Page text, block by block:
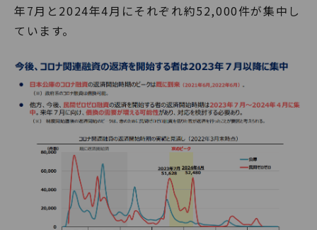
年7月と2024年4月にそれぞれ約52,000件が集中し
ています。